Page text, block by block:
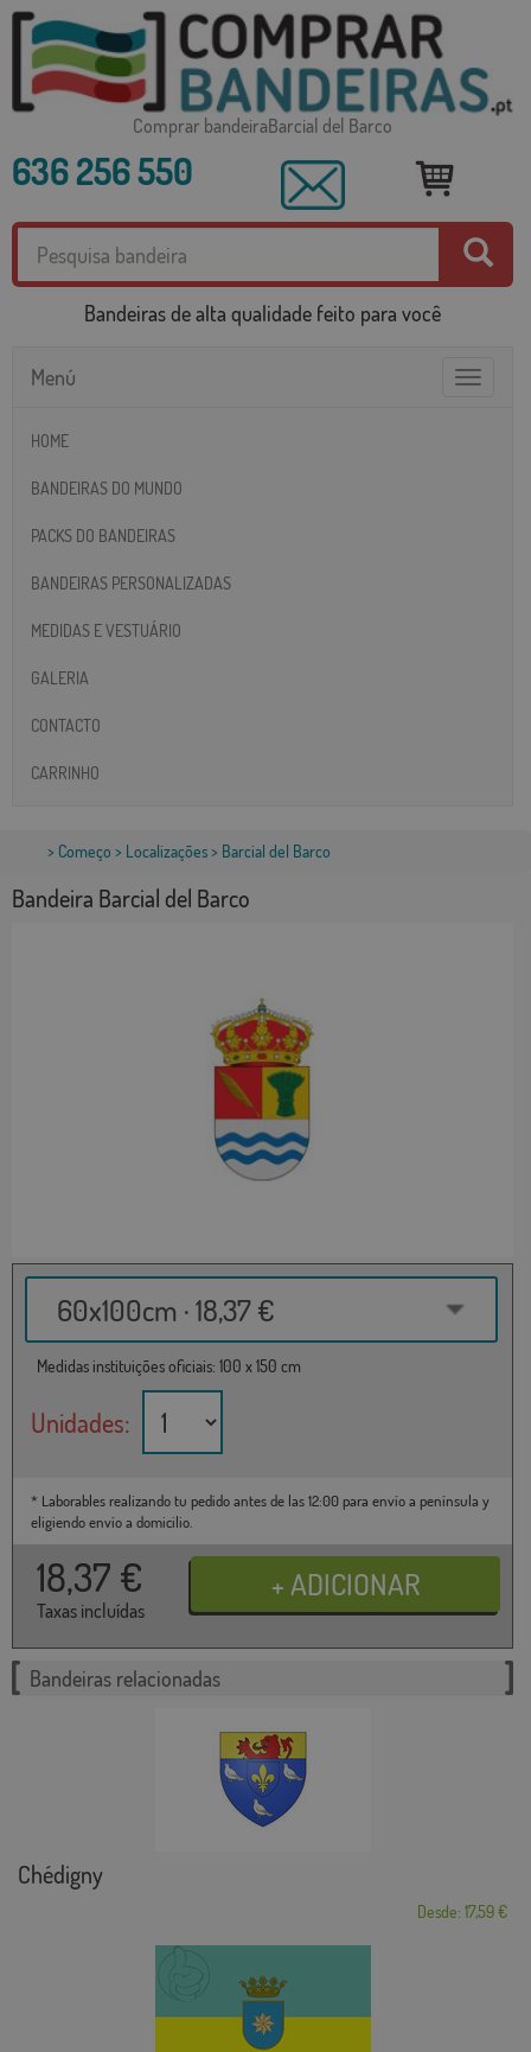
Comprar bandeiraBarcial del Barco
636 256 550
Bandeiras de alta qualidade feito para você
Toggle
Menú
HOME
BANDEIRAS DO MUNDO
PACKS DO BANDEIRAS
BANDEIRAS PERSONALIZADAS
MEDIDAS E VESTUÁRIO
GALERIA
CONTACTO
CARRINHO
> Começo > Localizações> Barcial del Barco
Bandeira Barcial del Barco
60x100cm · 18,37 €
Medidas instituições oficiais: 100 x 150 cm
Unidades:
* Laborables realizando tu pedido antes de las 12:00 para envío a península y
eligiendo envío a domicilio.
18,37 €
Taxas incluídas
Bandeiras relacionadas
Chédigny
Desde: 17,59 €